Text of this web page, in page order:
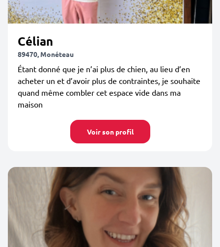
Célian
89470, Monéteau
Étant donné que je n’ai plus de chien, au lieu d’en
acheter un et d’avoir plus de contraintes, je souhaite
quand même combler cet espace vide dans ma
maison
Voir son profil